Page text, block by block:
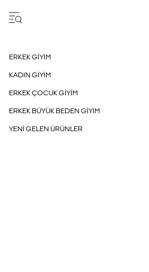
ERKEK GIYIM
KADIN GIYIM
ERKEK ÇOCUK GIYIM
ERKEK BÜYÜK BEDEN GIYIM
YENI GELEN ÜRÜNLER